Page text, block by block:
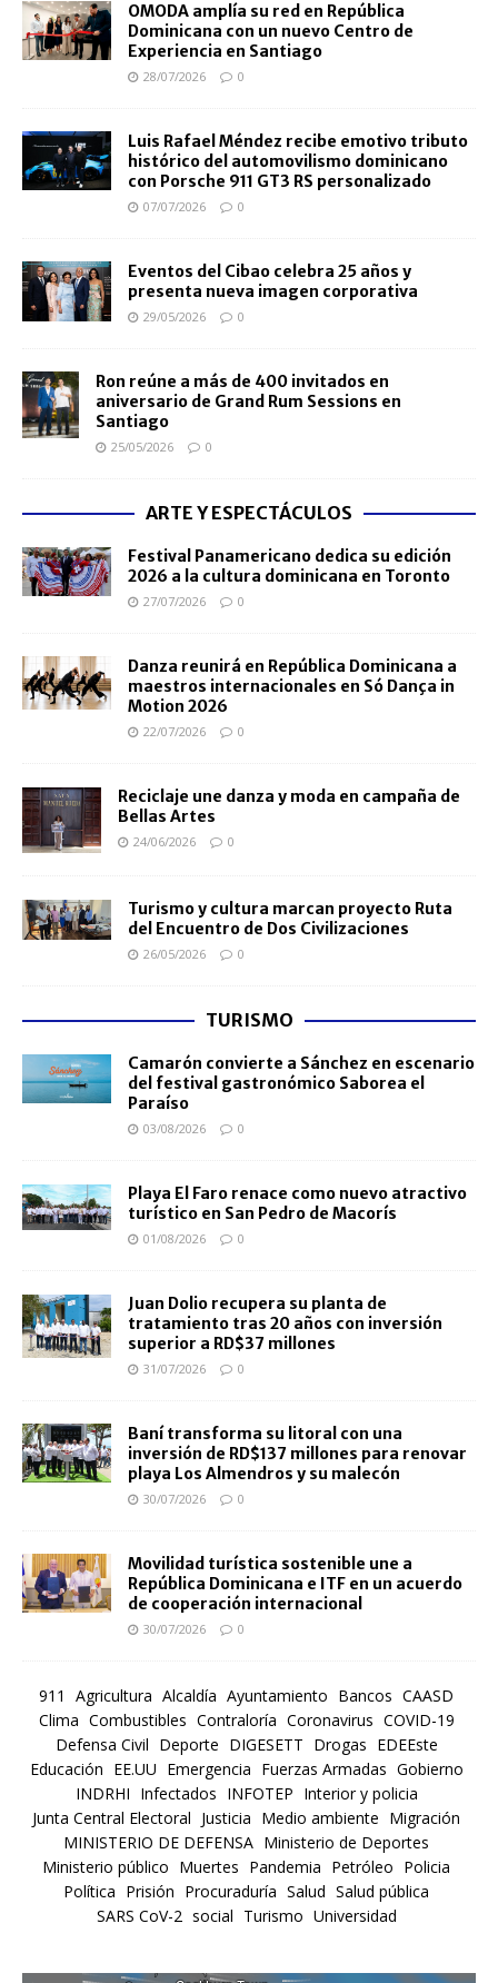
OMODA amplía su red en República
Dominicana con un nuevo Centro de
Experiencia en Santiago
28/07/2026 0
Luis Rafael Méndez recibe emotivo tributo
histórico del automovilismo dominicano
con Porsche 911 GT3 RS personalizado
07/07/2026 0
Eventos del Cibao celebra 25 años y
presenta nueva imagen corporativa
29/05/2026 0
Ron reúne a más de 400 invitados en
aniversario de Grand Rum Sessions en
Santiago
25/05/2026 0
ARTE Y ESPECTÁCULOS
Festival Panamericano dedica su edición
2026 a la cultura dominicana en Toronto
27/07/2026 0
Danza reunirá en República Dominicana a
maestros internacionales en Só Dança in
Motion 2026
22/07/2026 0
Reciclaje une danza y moda en campaña de
Bellas Artes
24/06/2026 0
Turismo y cultura marcan proyecto Ruta
del Encuentro de Dos Civilizaciones
26/05/2026 0
TURISMO
Camarón convierte a Sánchez en escenario
del festival gastronómico Saborea el
Paraíso
03/08/2026 0
Playa El Faro renace como nuevo atractivo
turístico en San Pedro de Macorís
01/08/2026 0
Juan Dolio recupera su planta de
tratamiento tras 20 años con inversión
superior a RD$37 millones
31/07/2026 0
Baní transforma su litoral con una
inversión de RD$137 millones para renovar
playa Los Almendros y su malecón
30/07/2026 0
Movilidad turística sostenible une a
República Dominicana e ITF en un acuerdo
de cooperación internacional
30/07/2026 0
911 Agricultura Alcaldía Ayuntamiento Bancos CAASD
Clima Combustibles Contraloría Coronavirus COVID-19
Defensa Civil Deporte DIGESETT Drogas EDEEste
Educación EE.UU Emergencia Fuerzas Armadas Gobierno
INDRHI Infectados INFOTEP Interior y policia
Junta Central Electoral Justicia Medio ambiente Migración
MINISTERIO DE DEFENSA Ministerio de Deportes
Ministerio público Muertes Pandemia Petróleo Policia
Política Prisión Procuraduría Salud Salud pública
SARS CoV-2 social Turismo Universidad